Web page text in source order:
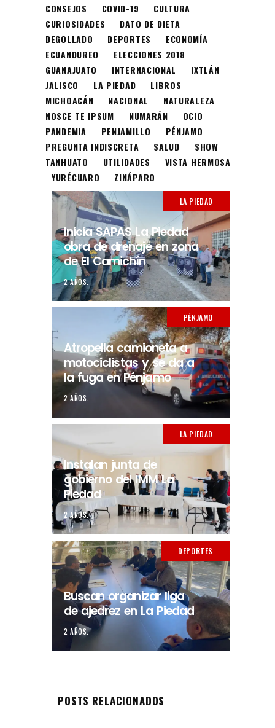
CONSEJOS
COVID-19
CULTURA
CURIOSIDADES
DATO DE DIETA
DEGOLLADO
DEPORTES
ECONOMÍA
ECUANDUREO
ELECCIONES 2018
GUANAJUATO
INTERNACIONAL
IXTLÁN
JALISCO
LA PIEDAD
LIBROS
MICHOACÁN
NACIONAL
NATURALEZA
NOSCE TE IPSUM
NUMARÁN
OCIO
PANDEMIA
PENJAMILLO
PÉNJAMO
PREGUNTA INDISCRETA
SALUD
SHOW
TANHUATO
UTILIDADES
VISTA HERMOSA
YURÉCUARO
ZINÁPARO
LA PIEDAD
Inicia SAPAS La Piedad
obra de drenaje en zona
de El Camichín
2 AÑOS.
PÉNJAMO
Atropella camioneta a
motociclistas y se da a
la fuga en Pénjamo
2 AÑOS.
LA PIEDAD
Instalan junta de
gobierno del IMM La
Piedad
2 AÑOS.
DEPORTES
Buscan organizar liga
de ajedrez en La Piedad
2 AÑOS.
POSTS RELACIONADOS